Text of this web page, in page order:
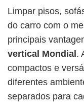
Limpar pisos,
do carro com o
principais
vertical Mondial.
compactos e
diferentes
separados para